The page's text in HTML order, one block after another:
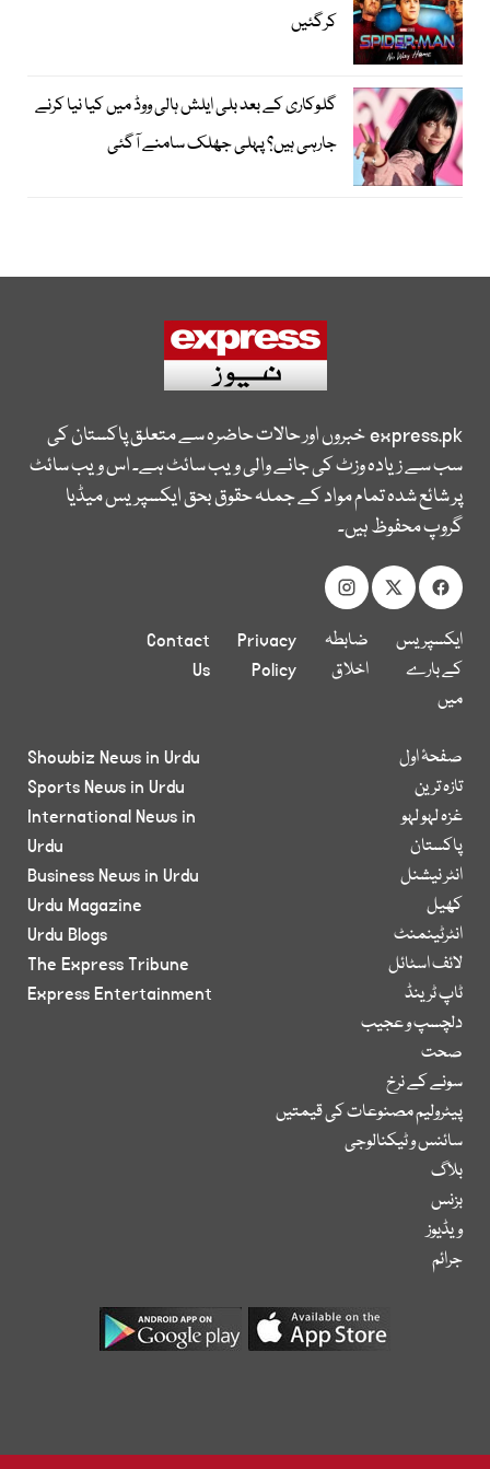
کرگئیں
گلوکاری کے بعد بلی ایلش ہالی ووڈ میں کیا نیا کرنے
جارہی ہیں؟ پہلی جھلک سامنے آگئی
express.pkخبروں اور حالات حاضرہ سے متعلق پاکستان کی
سب سے زیادہ وزٹ کی جانے والی ویب سائٹ ہے۔ اس ویب سائٹ
پر شائع شدہ تمام مواد کے جملہ حقوق بحق ایکسپریس میڈیا
گروپ محفوظ ہیں۔
ایکسپریس
کے بارے
میں
ضابطہ
اخلاق
Privacy
Policy
Contact
Us
صفحۂ اول
تازہ ترین
غزہ لہو لہو
پاکستان
انٹر نیشنل
کھیل
انٹرٹینمنٹ
لائف اسٹائل
ٹاپ ٹرینڈ
دلچسپ و عجیب
صحت
سونے کے نرخ
پیٹرولیم مصنوعات کی قیمتیں
سائنس و ٹیکنالوجی
بلاگ
بزنس
ویڈیوز
جرائم
Showbiz News in Urdu
Sports News in Urdu
International News in
Urdu
Business News in Urdu
Urdu Magazine
Urdu Blogs
The Express Tribune
Express Entertainment